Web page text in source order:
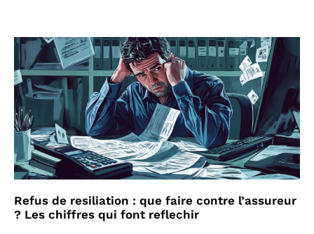
Refus de resiliation : que faire contre l’assureur
? Les chiffres qui font reflechir